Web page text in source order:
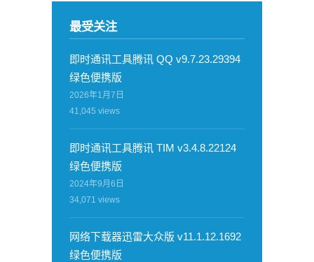
最受关注
即时通讯工具腾讯 QQ v9.7.23.29394
绿色便携版
2026年1月7日
41,045 views
即时通讯工具腾讯 TIM v3.4.8.22124
绿色便携版
2024年9月6日
34,071 views
网络下载器迅雷大众版 v11.1.12.1692
绿色便携版